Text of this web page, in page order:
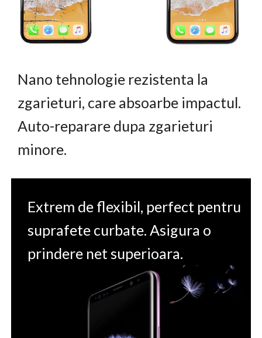
Nano tehnologie rezistenta la
zgarieturi, care absoarbe impactul.
Auto-reparare dupa zgarieturi
minore.
Extrem de flexibil, perfect pentru
suprafete curbate. Asigura o
prindere net superioara.